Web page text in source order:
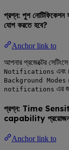
প্রশ্ন: পুশ
যোগ করতে হবে?
Anchor link to
আপনার প্রজেক্টের
Notifications এবং
Background Modes
notifications এর
প্রশ্ন: Time
capability
Anchor link to